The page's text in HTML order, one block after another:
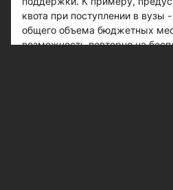
квота при поступлении в вузы
общего объема бюджетных
возможность повторно на